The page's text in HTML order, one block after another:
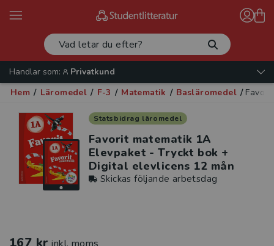
Handlar som:
Privatkund
Hem / Läromedel / F-3 / Matematik / Basläromedel /
Statsbidrag läromedel
Favorit matematik 1A
Elevpaket - Tryckt bok +
Digital elevlicens 12 mån
Skickas följande arbetsdag
167 kr inkl. moms